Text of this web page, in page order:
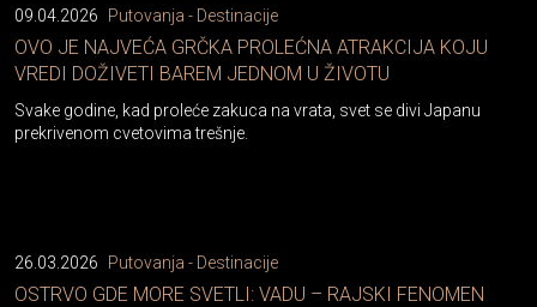
09.04.2026 Putovanja - Destinacije
OVO JE NAJVEĆA GRČKA PROLEĆNA ATRAKCIJA KOJU
VREDI DOŽIVETI BAREM JEDNOM U ŽIVOTU
Svake godine, kad proleće zakuca na vrata, svet se divi Japanu
prekrivenom cvetovima trešnje.
26.03.2026 Putovanja - Destinacije
OSTRVO GDE MORE SVETLI: VADU – RAJSKI FENOMEN